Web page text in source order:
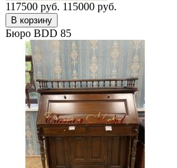
117500 руб. 115000 руб.
Бюро BDD 85